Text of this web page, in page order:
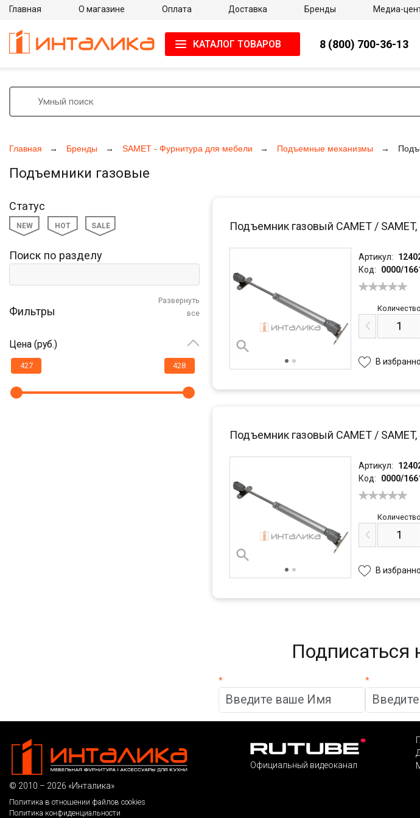
Главная Бренды SAMET - Фурнитура для мебели Подъемные механизмы
Подъемники газовые
Статус
NEW HOT SALE
Поиск по разделу
Фильтры
Развернуть
все
Цена (руб.)
Подъемник газовый САМЕТ / SAMET,
Артикул:
Код:
0000/
Количество
В
Подъемник газовый САМЕТ / SAMET,
Артикул:
Код:
0000/
Количество
В
Главная О магазине Оплата Доставка Бренды Медиа-
КАТАЛОГ ТОВАРОВ 8 (800) 700-36-13
Подписаться
* *
© 2010 – 2026 «Инталика»
Политика в отношении файлов cookies
Политика конфиденциальности
Официальный видеоканал